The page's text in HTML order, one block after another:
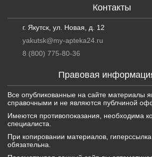
Правовая
Все опубликованные на сайте материалы
справочными и не являются публчиной
Имеются противопоказания, необходима
специалиста.
При копировании материалов,
обязательна.
Контакты
г. Якутск, ул. Новая, д. 12
yakutsk@my-apteka24.ru
8 (800) 775-80-36